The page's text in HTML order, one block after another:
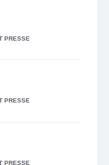
PRESSE
PRESSE
PRESSE